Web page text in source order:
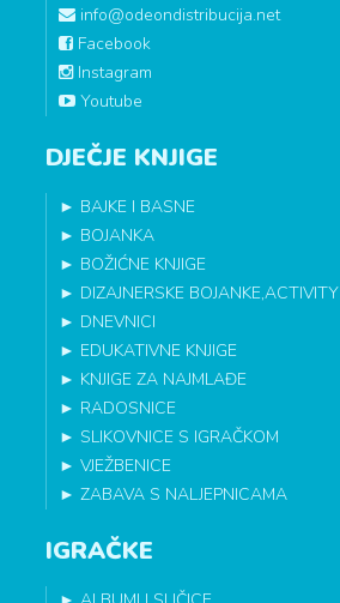
info@odeondistribucija.net
Facebook
Instagram
Youtube
DJEČJE KNJIGE
► BAJKE I BASNE
► BOJANKA
► BOŽIĆNE KNJIGE
► DIZAJNERSKE BOJANKE,ACTIVITY
► DNEVNICI
► EDUKATIVNE KNJIGE
► KNJIGE ZA NAJMLAĐE
► RADOSNICE
►SLIKOVNICE S IGRAČKOM
►VJEŽBENICE
►ZABAVA S NALJEPNICAMA
IGRAČKE